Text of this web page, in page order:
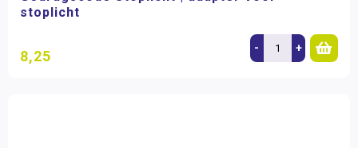
stoplicht
8,25 - +